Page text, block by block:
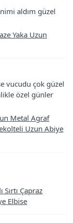
aldım güzel
Yaka Uzun
vucudu çok güzel
özel günler
Metal Agraf
Uzun Abiye
Sırtı Çapraz
Elbise